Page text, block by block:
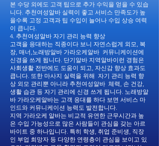
본 수당 외에도 고객 팁으로 추가 수익을 얻을 수 있습
니다. 추천여성알바 실력이 좋고 서비스 만족도가 높
을수록 고정 고객과 팁 수입이 늘어나 수입 상승 여력
이 큽니다.
4. 추천여성알바 자기 관리 능력 향상
고객을 응대하는 직종이다 보니 자연스럽게 외모, 복
장, 매너,노래방알바 가라오케알바 커뮤니케이션에
신경을 쓰게 됩니다. 단기알바 지역알바이런 경험은
사회생활 전반에도 도움이 되고, 자신감 향상 효과도
큽니다. 또한 마사지 실력을 위해 자기 관리 능력 향
상 외모 관리뿐 아니라 추천여성알바 체력, 손 건강,
생활 습관 등 자기 관리에 신경 쓰게 됩니다. 노래방알
바 가라오케알바는 고객 응대를 하다 보면 서비스 마
인드와 커뮤니케이션 능력도 발전합니다.
지역 가라오케 알바는 비교적 유연한 근무시간과 높
은 수입 가능성으로 많은 사람들이 관심을 갖는 아르
바이트 중 하나입니다. 특히 학생, 취업 준비생, 직장
인 부업 희망자 등 다양한 연령층이 관심을 보이고 있